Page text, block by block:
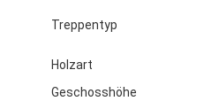
Treppentyp
Holzart
Geschosshöhe